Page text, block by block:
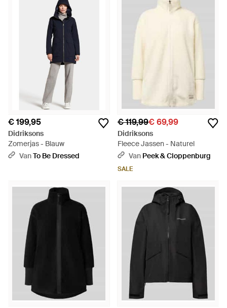
€ 199,95
Didriksons
Zomerjas - Blauw
VanTo Be Dressed
€ 119,99€ 69,99
Didriksons
Fleece Jassen - Naturel
Van Peek & Cloppenburg
SALE